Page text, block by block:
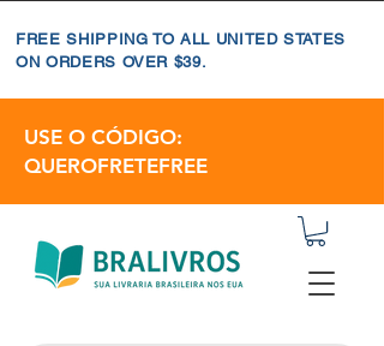
FREE SHIPPING TO ALL UNITED STATES
ON ORDERS OVER $39.
USE O CÓDIGO:
QUEROFRETEFREE